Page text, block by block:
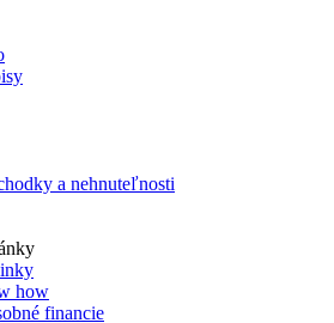
a nehnuteľnosti
how
financie